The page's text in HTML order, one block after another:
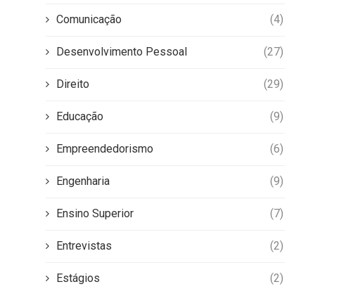
Comunicação (4)
Desenvolvimento Pessoal (27)
Direito (29)
Educação (9)
Empreendedorismo (6)
Engenharia (9)
Ensino Superior (7)
Entrevistas (2)
Estágios (2)